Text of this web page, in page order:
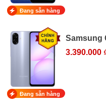
Đang sẵn hàng
Samsung
3.390.000
Đang sẵn hàng